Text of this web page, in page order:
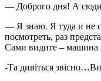
— Доброго дня! А
— Я знаю. Я туда и не
посмотреть, раз
Сами видите – машина
-Та дивіться